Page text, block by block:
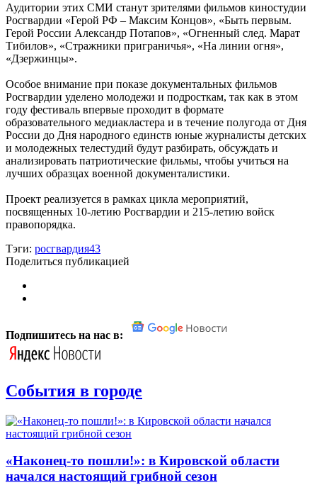
Аудитории этих СМИ станут зрителями фильмов киностудии
Росгвардии «Герой РФ – Максим Концов», «Быть первым.
Герой России Александр Потапов», «Огненный след. Марат
Тибилов», «Стражники приграничья», «На линии огня»,
«Дзержинцы».
Особое внимание при показе документальных фильмов
Росгвардии уделено молодежи и подросткам, так как в этом
году фестиваль впервые проходит в формате
образовательного медиакластера и в течение полугода от Дня
России до Дня народного единств юные журналисты детских
и молодежных телестудий будут разбирать, обсуждать и
анализировать патриотические фильмы, чтобы учиться на
лучших образцах военной документалистики.
Проект реализуется в рамках цикла мероприятий,
посвященных 10-летию Росгвардии и 215-летию войск
правопорядка.
Тэги: росгвардия43
Поделиться публикацией
Подпишитесь на нас в:
События в городе
«Наконец-то пошли!»: в Кировской области
начался настоящий грибной сезон